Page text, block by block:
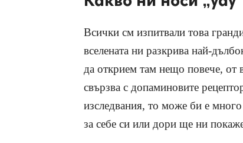
Всички см изпитвали това
вселената ни разкрива най-
да открием там нещо повече, от
свързва с допаминовите
изследвания, то може би е
за себе си или дори ще ни